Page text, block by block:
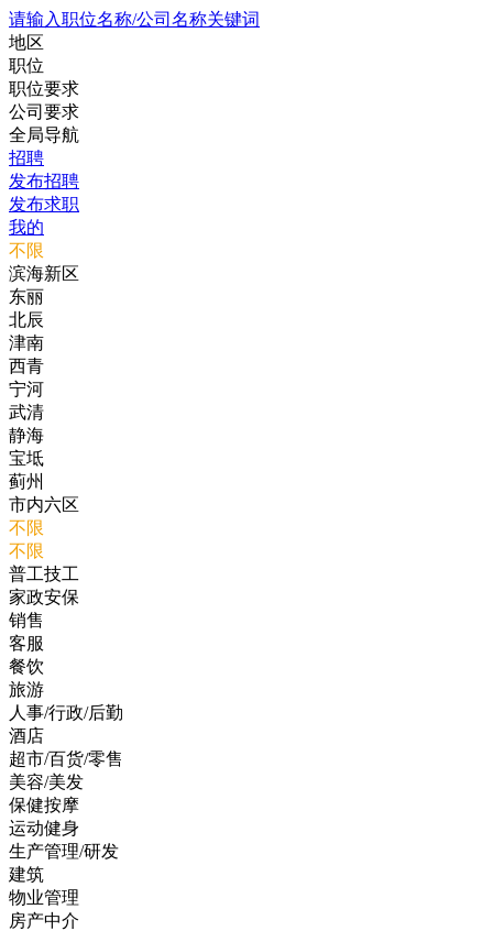
请输入职位名称/公司名称关键词
地区
职位
职位要求
公司要求
全局导航
招聘
发布招聘
发布求职
我的
不限
滨海新区
东丽
北辰
津南
西青
宁河
武清
静海
宝坻
蓟州
市内六区
不限
不限
普工技工
家政安保
销售
客服
餐饮
旅游
人事/行政/后勤
酒店
超市/百货/零售
美容/美发
保健按摩
运动健身
生产管理/研发
建筑
物业管理
房产中介